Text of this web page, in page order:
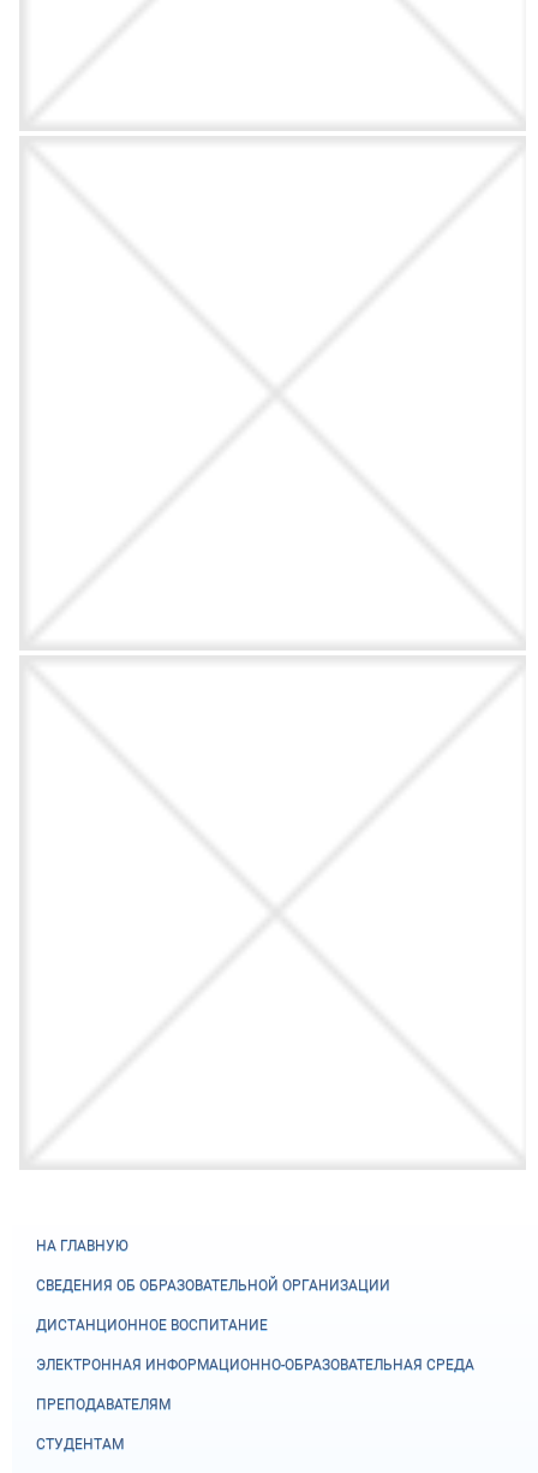
НА ГЛАВНУЮ
СВЕДЕНИЯ ОБ ОБРАЗОВАТЕЛЬНОЙ ОРГАНИЗАЦИИ
ДИСТАНЦИОННОЕ ВОСПИТАНИЕ
ЭЛЕКТРОННАЯ ИНФОРМАЦИОННО-ОБРАЗОВАТЕЛЬНАЯ СРЕДА
ПРЕПОДАВАТЕЛЯМ
СТУДЕНТАМ